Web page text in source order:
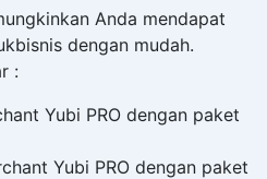
Anda mendapat
dengan mudah.
:
Yubi PRO dengan paket
Yubi PRO dengan paket